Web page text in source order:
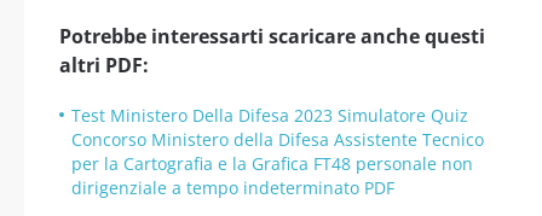
Potrebbe interessarti scaricare anche questi
altri PDF:
Test Ministero Della Difesa 2023 Simulatore Quiz
Concorso Ministero della Difesa Assistente Tecnico
per la Cartografia e la Grafica FT48 personale non
dirigenziale a tempo indeterminato PDF